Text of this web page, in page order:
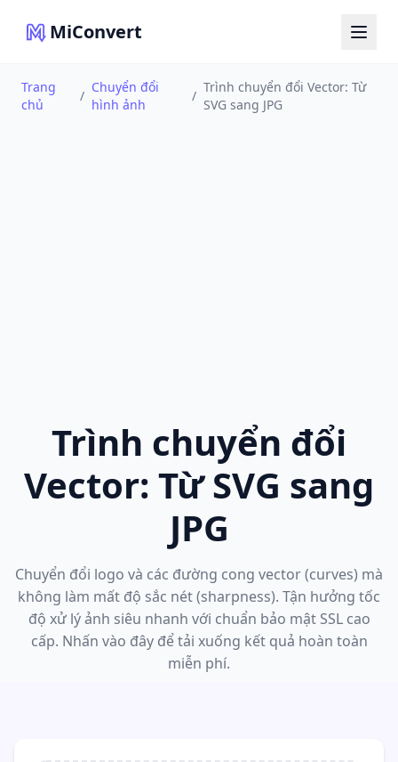
MiConvert
Trang
chủ
/
Chuyển đổi
hình ảnh
/
Trình chuyển đổi Vector: Từ
SVG sang JPG
Trình chuyển đổi
Vector: Từ SVG sang
JPG
Chuyển đổi logo và các đường cong vector (curves) mà
không làm mất độ sắc nét (sharpness). Tận hưởng tốc
độ xử lý ảnh siêu nhanh với chuẩn bảo mật SSL cao
cấp. Nhấn vào đây để tải xuống kết quả hoàn toàn
miễn phí.